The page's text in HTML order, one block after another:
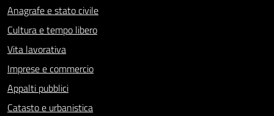
Anagrafe e stato civile
Cultura e tempo libero
Vita lavorativa
Imprese e commercio
Appalti pubblici
Catasto e urbanistica